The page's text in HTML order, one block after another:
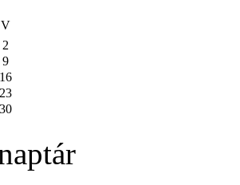
V
2
9
16
23
30